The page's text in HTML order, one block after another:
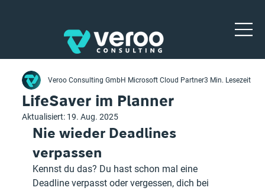
LifeSaver im Planner
Veroo Consulting GmbH Microsoft Cloud Partner3 Min. Lesezeit
Aktualisiert: 19. Aug. 2025
Nie wieder Deadlines
verpassen
Kennst du das? Du hast schon mal eine
Deadline verpasst oder vergessen, dich bei